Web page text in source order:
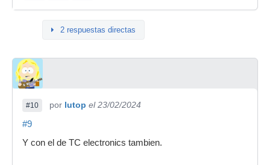
2 respuestas directas
#10 por lutop el 23/02/2024
#9
Y con el de TC electronics tambien.